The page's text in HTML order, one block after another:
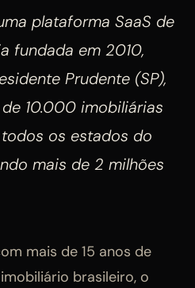
plataforma SaaS de
fundada em 2010,
Prudente (SP),
10.000 imobiliárias
os estados do
mais de 2 milhões
mais de 15 anos de
brasileiro, o